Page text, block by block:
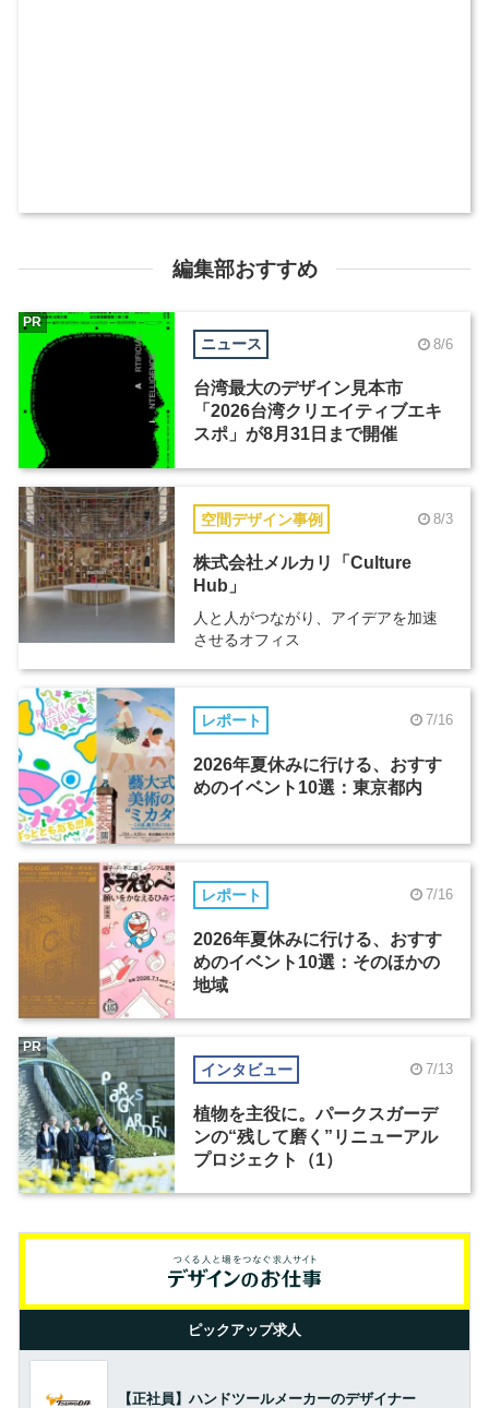
編集部おすすめ
ニュース 8/6
台湾最大のデザイン見本市
「2026台湾クリエイティブエキ
スポ」が8月31日まで開催
PR
空間デザイン事例 8/3
株式会社メルカリ「Culture
Hub」
人と人がつながり、アイデアを加速
させるオフィス
レポート 7/16
2026年夏休みに行ける、おすす
めのイベント10選：東京都内
レポート 7/16
2026年夏休みに行ける、おすす
めのイベント10選：そのほかの
地域
インタビュー 7/13
植物を主役に。パークスガーデ
ンの“残して磨く”リニューアル
プロジェクト（1）
PR
ピックアップ求人
【正社員】ハンドツールメーカーのデザイナー